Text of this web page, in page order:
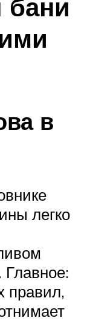
в
легко
правил,